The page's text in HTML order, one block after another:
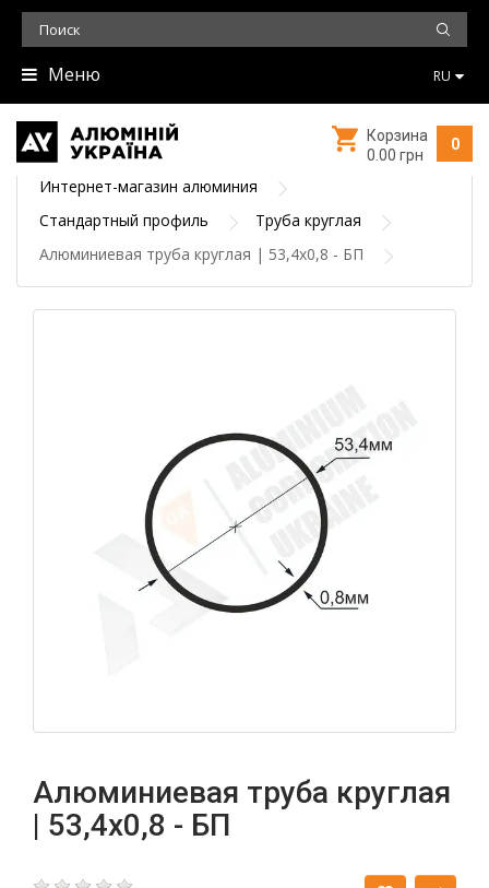
Меню RU
0
Корзина
0.00 грн
Интернет-магазин алюминия
Стандартный профиль
Труба круглая
Алюминиевая труба круглая | 53,4х0,8 - БП
Алюминиевая труба круглая
| 53,4х0,8 - БП